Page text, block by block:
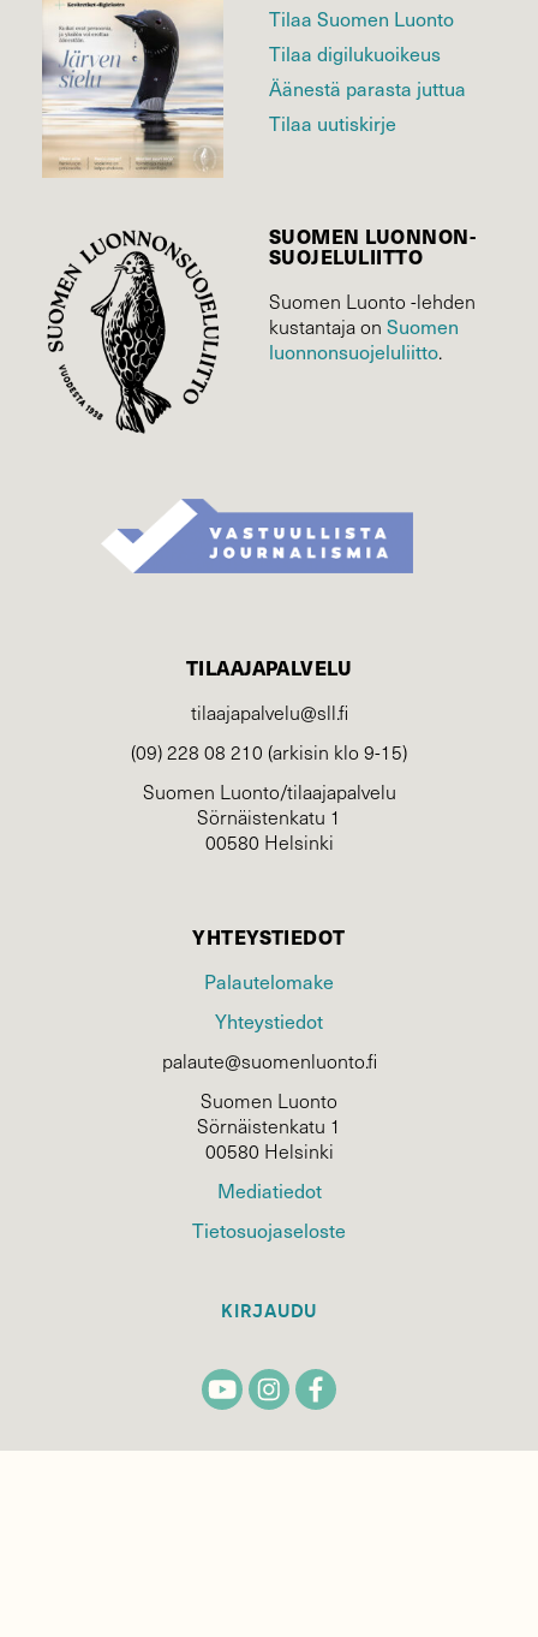
Tilaa Suomen Luonto
Tilaa digilukuoikeus
Äänestä parasta juttua
Tilaa uutiskirje
SUOMEN LUONNON­
SUOJELU­LIITTO
Suomen Luonto -lehden
kustantaja on Suomen
luonnonsuojelu­liitto.
TILAAJAPALVELU
tilaajapalvelu@sll.fi
(09) 228 08 210 (arkisin klo 9-15)
Suomen Luonto/tilaajapalvelu
Sörnäistenkatu 1
00580 Helsinki
YHTEYSTIEDOT
Palautelomake
Yhteystiedot
palaute@suomenluonto.fi
Suomen Luonto
Sörnäistenkatu 1
00580 Helsinki
Mediatiedot
Tietosuojaseloste
KIRJAUDU